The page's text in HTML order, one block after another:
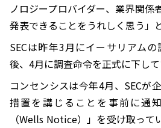
ノロジープロバイダー、業界関係
発表できることをうれしく思う」
SECは昨年3月にイーサリアム
後、4月に調査命令を正式に下して
コンセンシスは今年4月、SECが
措置を講じることを事前に通
（Wells Notice）」を受け取って